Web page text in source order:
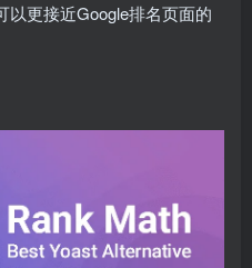
以更接近Google排名页面的